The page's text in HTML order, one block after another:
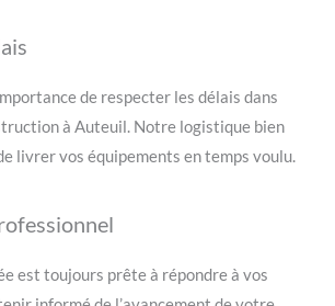
de respecter les délais dans
à Auteuil. Notre logistique bien
livrer vos équipements en temps voulu.
est toujours prête à répondre à vos